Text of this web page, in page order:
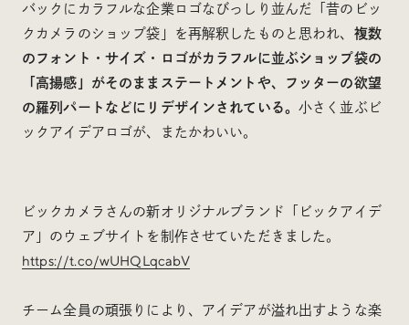
バックにカラフルな企業ロゴなびっしり並んだ「昔のビッ
クカメラのショップ袋」を再解釈したものと思われ、 複数
のフォント・サイズ・ロゴがカラフルに並ぶショップ袋の
「高揚感」がそのままステートメントや、フッターの欲望
の羅列パートなどにリデザインされている。 小さく並ぶビ
ックアイデアロゴが、またかわいい。
ビックカメラさんの新オリジナルブランド「ビックアイデ
ア」のウェブサイトを制作させていただきました。
https://t.co/wUHQLqcabV
チーム全員の頑張りにより、アイデアが溢れ出すような楽